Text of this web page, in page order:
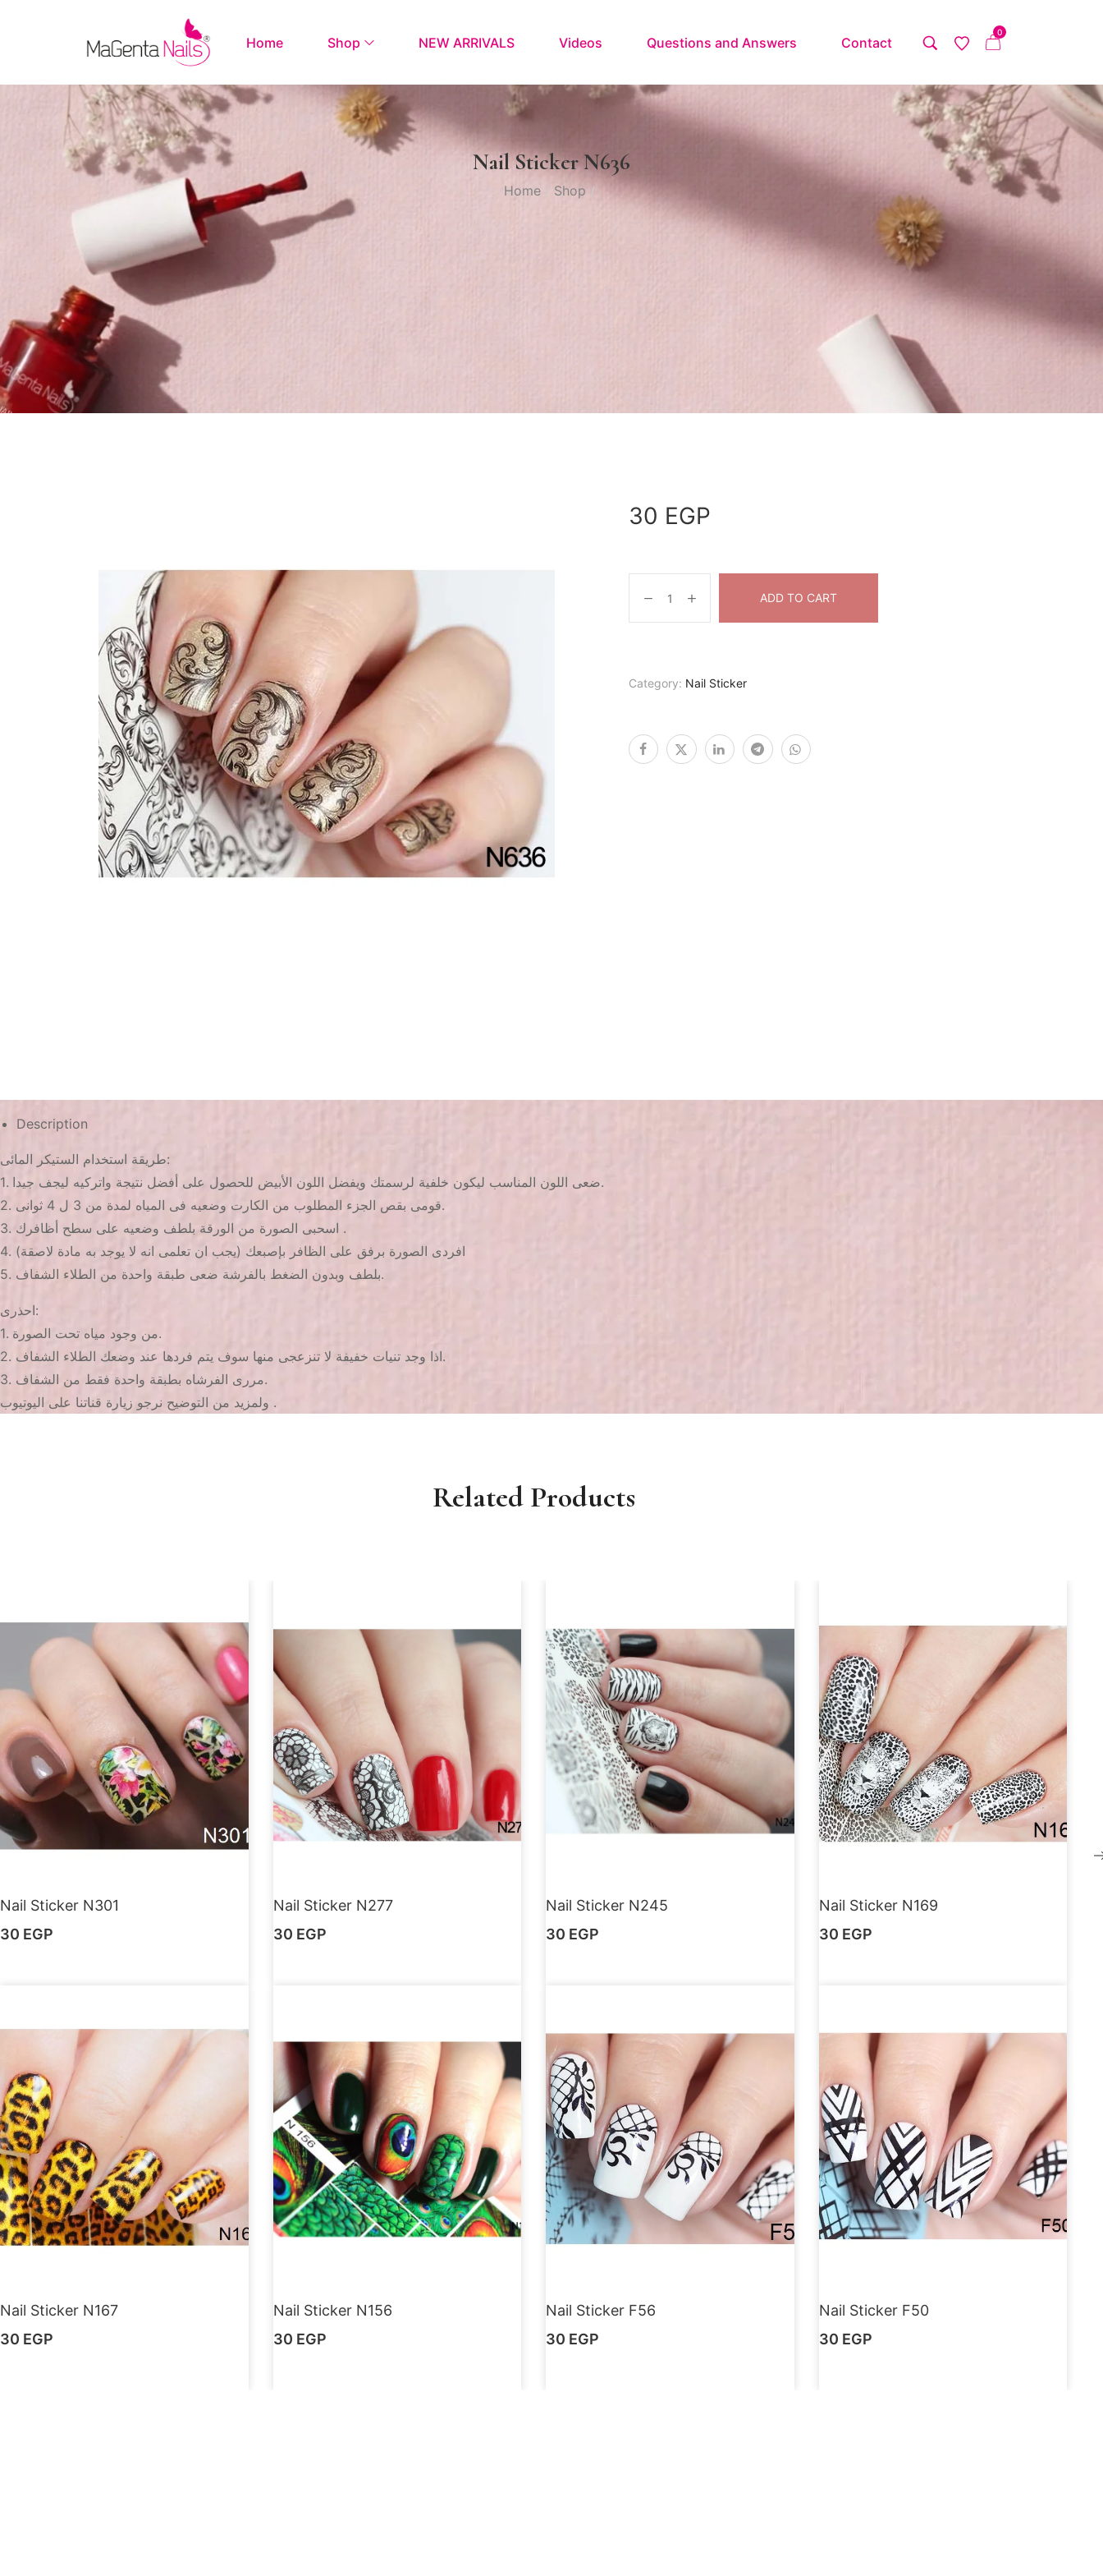
Home Shop NEW ARRIVALS Videos Questions and Answers Contact
0
Nail Sticker N636
Home / Shop /
30 EGP
ADD TO CART
Category: Nail Sticker
Description
طريقة استخدام الستيكر المائى:
1. ضعى اللون المناسب ليكون خلفية لرسمتك ويفضل اللون الأبيض للحصول على أفضل نتيجة واتركيه ليجف جيدا.
2. قومى بقص الجزء المطلوب من الكارت وضعيه فى المياه لمدة من 3 ل 4 ثوانى.
3. اسحبى الصورة من الورقة بلطف وضعيه على سطح أظافرك .
4. افردى الصورة برفق على الظافر بإصبعك (يجب ان تعلمى انه لا يوجد به مادة لاصقة)
5. بلطف وبدون الضغط بالفرشة ضعى طبقة واحدة من الطلاء الشفاف.
احذرى:
1. من وجود مياه تحت الصورة.
2. اذا وجد تنيات خفيفة لا تنزعجى منها سوف يتم فردها عند وضعك الطلاء الشفاف.
3. مررى الفرشاه بطبقة واحدة فقط من الشفاف.
ولمزيد من التوضيح نرجو زيارة قناتنا على اليوتيوب .
Related Products
Nail Sticker N301
30 EGP
Nail Sticker N277
30 EGP
Nail Sticker N245
30 EGP
Nail Sticker N169
30 EGP
Nail Sticker N167
30 EGP
Nail Sticker N156
30 EGP
Nail Sticker F56
30 EGP
Nail Sticker F50
30 EGP